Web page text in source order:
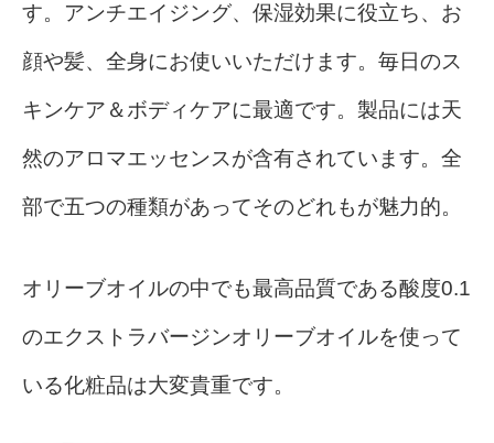
す。アンチエイジング、保湿効果に役立ち、お
顔や髪、全身にお使いいただけます。毎日のス
キンケア＆ボディケアに最適です。製品には天
然のアロマエッセンスが含有されています。全
部で五つの種類があってそのどれもが魅力的。
オリーブオイルの中でも最高品質である酸度0.1
のエクストラバージンオリーブオイルを使って
いる化粧品は大変貴重です。